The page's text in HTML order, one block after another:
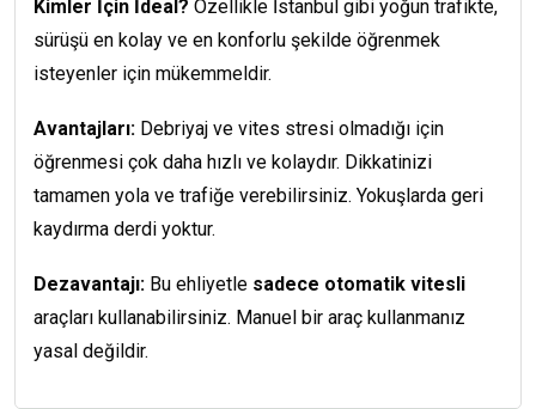
Kimler İçin İdeal? Özellikle İstanbul gibi yoğun trafikte,
sürüşü en kolay ve en konforlu şekilde öğrenmek
isteyenler için mükemmeldir.
Avantajları: Debriyaj ve vites stresi olmadığı için
öğrenmesi çok daha hızlı ve kolaydır. Dikkatinizi
tamamen yola ve trafiğe verebilirsiniz. Yokuşlarda geri
kaydırma derdi yoktur.
Dezavantajı: Bu ehliyetle sadece otomatik vitesli
araçları kullanabilirsiniz. Manuel bir araç kullanmanız
yasal değildir.